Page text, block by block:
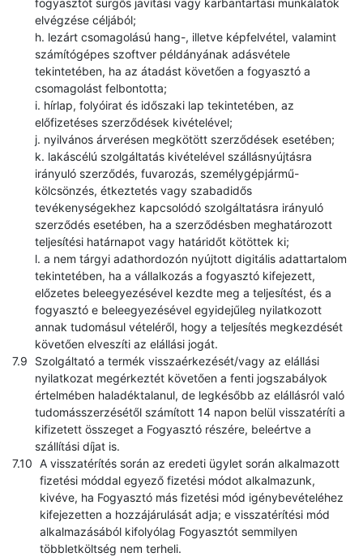
fogyasztót sürgős javítási vagy karbantartási munkálatok
elvégzése céljából;
h. lezárt csomagolású hang-, illetve képfelvétel, valamint
számítógépes szoftver példányának adásvétele
tekintetében, ha az átadást követően a fogyasztó a
csomagolást felbontotta;
i. hírlap, folyóirat és időszaki lap tekintetében, az
előfizetéses szerződések kivételével;
j. nyilvános árverésen megkötött szerződések esetében;
k. lakáscélú szolgáltatás kivételével szállásnyújtásra
irányuló szerződés, fuvarozás, személygépjármű-
kölcsönzés, étkeztetés vagy szabadidős
tevékenységekhez kapcsolódó szolgáltatásra irányuló
szerződés esetében, ha a szerződésben meghatározott
teljesítési határnapot vagy határidőt kötöttek ki;
l. a nem tárgyi adathordozón nyújtott digitális adattartalom
tekintetében, ha a vállalkozás a fogyasztó kifejezett,
előzetes beleegyezésével kezdte meg a teljesítést, és a
fogyasztó e beleegyezésével egyidejűleg nyilatkozott
annak tudomásul vételéről, hogy a teljesítés megkezdését
követően elveszíti az elállási jogát.
Szolgáltató a termék visszaérkezését/vagy az elállási
nyilatkozat megérkeztét követően a fenti jogszabályok
értelmében haladéktalanul, de legkésőbb az elállásról való
tudomásszerzésétől számított 14 napon belül visszatéríti a
kifizetett összeget a Fogyasztó részére, beleértve a
szállítási díjat is.
A visszatérítés során az eredeti ügylet során alkalmazott
fizetési móddal egyező fizetési módot alkalmazunk,
kivéve, ha Fogyasztó más fizetési mód igénybevételéhez
kifejezetten a hozzájárulását adja; e visszatérítési mód
alkalmazásából kifolyólag Fogyasztót semmilyen
többletköltség nem terheli.